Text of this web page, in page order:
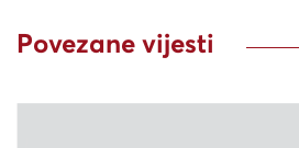
Povezane vijesti